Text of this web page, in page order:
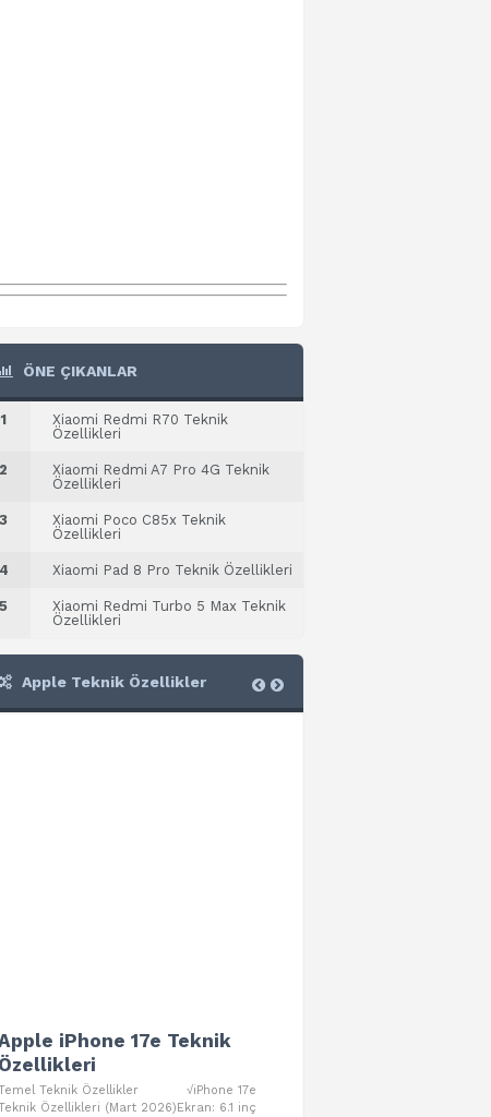
ÖNE ÇIKANLAR
1
Xiaomi Redmi R70 Teknik
Özellikleri
2
Xiaomi Redmi A7 Pro 4G Teknik
Özellikleri
3
Xiaomi Poco C85x Teknik
Özellikleri
4 Xiaomi Pad 8 Pro Teknik Özellikleri
5
Xiaomi Redmi Turbo 5 Max Teknik
Özellikleri
Apple Teknik Özellikler
iPhone 17e Teknik
Özellikleri
Teknik Özellikler √iPhone 17e
Özellikleri (Mart 2026)Ekran: 6.1 inç